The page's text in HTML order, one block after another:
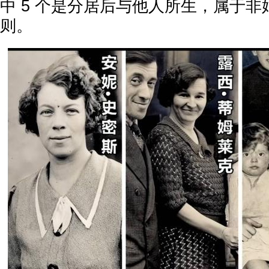
中 5 个是分居后与他人所生，属于非
则。